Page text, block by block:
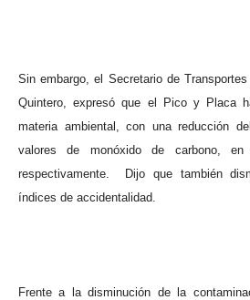
Sin embargo, el Secretario de
Quintero, expresó que el Pico y Placa
materia ambiental, con una reducción
valores de monóxido de carbono, en
respectivamente.
Dijo que también
índices de accidentalidad.
Frente a la disminución de la